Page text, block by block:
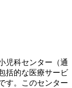
児科センター（通
括的な医療サービ
す。このセンター